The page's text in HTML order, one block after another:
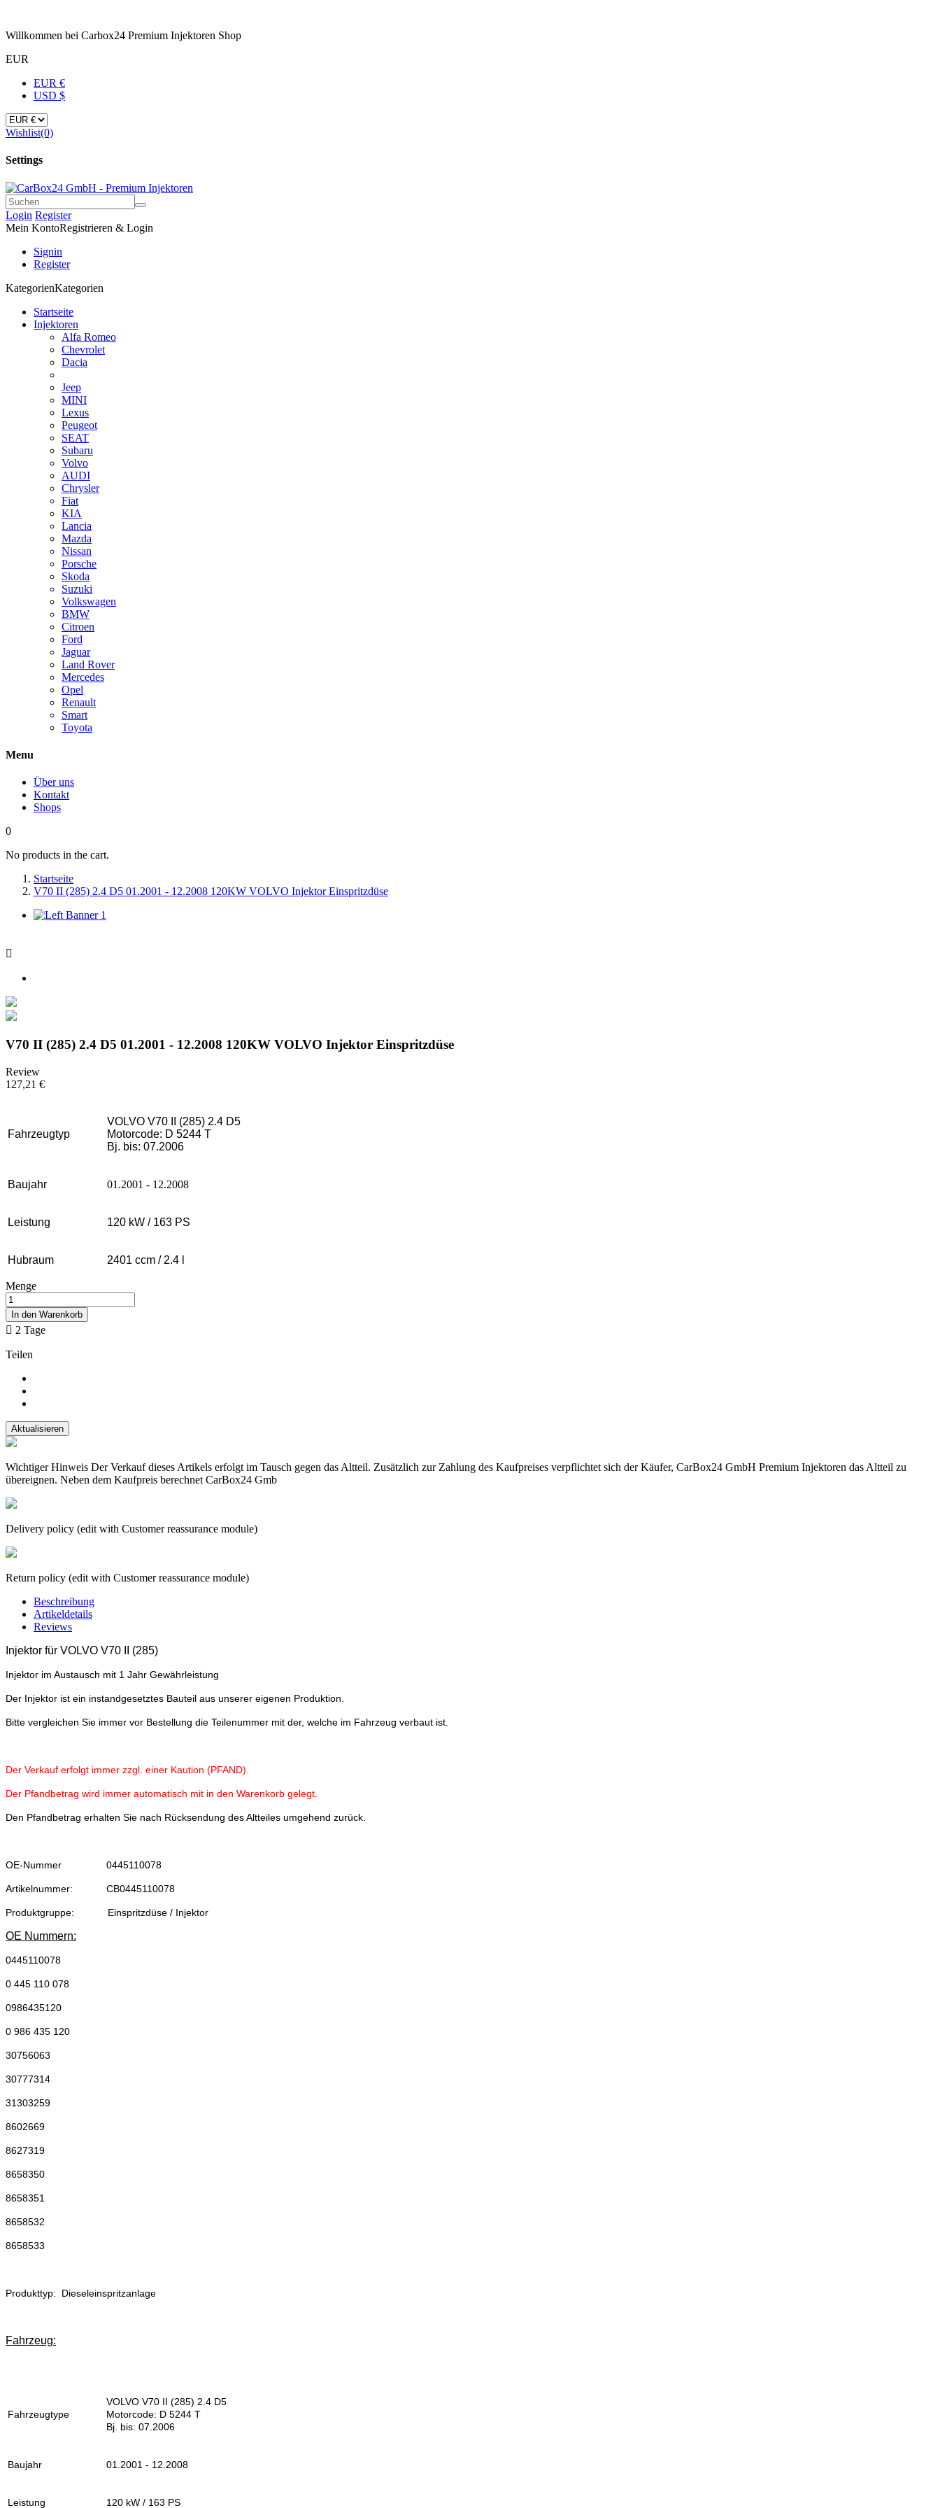
Willkommen bei Carbox24 Premium Injektoren Shop
EUR
EUR €
USD $
Wishlist(0)
Settings
Login Register
Mein KontoRegistrieren & Login
Signin
Register
KategorienKategorien
Startseite
Injektoren
Alfa Romeo
Chevrolet
Dacia
Jeep
MINI
Lexus
Peugeot
SEAT
Subaru
Volvo
AUDI
Chrysler
Fiat
KIA
Lancia
Mazda
Nissan
Porsche
Skoda
Suzuki
Volkswagen
BMW
Citroen
Ford
Jaguar
Land Rover
Mercedes
Opel
Renault
Smart
Toyota
Menu
Über uns
Kontakt
Shops
0
No products in the cart.
Startseite
V70 II (285) 2.4 D5 01.2001 - 12.2008 120KW VOLVO Injektor Einspritzdüse

V70 II (285) 2.4 D5 01.2001 - 12.2008 120KW VOLVO Injektor Einspritzdüse
Review
127,21 €
Fahrzeugtyp
VOLVO V70 II (285) 2.4 D5
Motorcode: D 5244 T
Bj. bis: 07.2006
Baujahr 01.2001 - 12.2008
Leistung 120 kW / 163 PS
Hubraum 2401 ccm / 2.4 l
Menge
In den Warenkorb
 2 Tage
Teilen
Wichtiger Hinweis Der Verkauf dieses Artikels erfolgt im Tausch gegen das Altteil. Zusätzlich zur Zahlung des Kaufpreises verpflichtet sich der Käufer, CarBox24 GmbH Premium Injektoren das Altteil zu
übereignen. Neben dem Kaufpreis berechnet CarBox24 Gmb
Delivery policy (edit with Customer reassurance module)
Return policy (edit with Customer reassurance module)
Beschreibung
Artikeldetails
Reviews
Injektor für VOLVO V70 II
(285)
Injektor im Austausch mit 1 Jahr Gewährleistung
Der Injektor ist ein instandgesetztes Bauteil aus unserer eigenen Produktion.
Bitte vergleichen Sie immer vor Bestellung die Teilenummer mit der, welche im Fahrzeug verbaut ist.
Der Verkauf erfolgt immer zzgl. einer Kaution (PFAND).
Der Pfandbetrag wird immer automatisch mit in den Warenkorb gelegt.
Den Pfandbetrag erhalten Sie nach Rücksendung des Altteiles umgehend zurück.
OE-Nummer 0445110078
Artikelnummer: CB0445110078
Produktgruppe: Einspritzdüse / Injektor
OE Nummern:
0445110078
0 445 110 078
0986435120
0 986 435 120
30756063
30777314
31303259
8602669
8627319
8658350
8658351
8658532
8658533
Produkttyp: Dieseleinspritzanlage
Fahrzeug:
Fahrzeugtype
VOLVO V70 II (285) 2.4 D5
Motorcode: D 5244 T
Bj. bis: 07.2006
Baujahr 01.2001 - 12.2008
Leistung 120 kW / 163 PS